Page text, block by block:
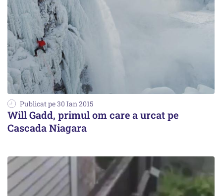
Publicat pe 30 Ian 2015
Will Gadd, primul om care a urcat pe
Cascada Niagara